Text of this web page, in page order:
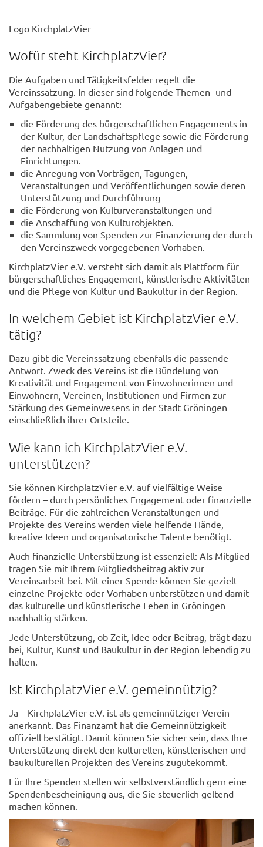
Logo KirchplatzVier
Wofür steht KirchplatzVier?
Die Aufgaben und Tätigkeitsfelder regelt die
Vereinssatzung. In dieser sind folgende Themen- und
Aufgabengebiete genannt:
die Förderung des bürgerschaftlichen Engagements in
der Kultur, der Landschaftspflege sowie die Förderung
der nachhaltigen Nutzung von Anlagen und
Einrichtungen.
die Anregung von Vorträgen, Tagungen,
Veranstaltungen und Veröffentlichungen sowie deren
Unterstützung und Durchführung
die Förderung von Kulturveranstaltungen und
die Anschaffung von Kulturobjekten.
die Sammlung von Spenden zur Finanzierung der durch
den Vereinszweck vorgegebenen Vorhaben.
KirchplatzVier e.V. versteht sich damit als Plattform für
bürgerschaftliches Engagement, künstlerische Aktivitäten
und die Pflege von Kultur und Baukultur in der Region.
In welchem Gebiet ist KirchplatzVier e.V.
tätig?
Dazu gibt die Vereinssatzung ebenfalls die passende
Antwort. Zweck des Vereins ist die Bündelung von
Kreativität und Engagement von Einwohnerinnen und
Einwohnern, Vereinen, Institutionen und Firmen zur
Stärkung des Gemeinwesens in der Stadt Gröningen
einschließlich ihrer Ortsteile.
Wie kann ich KirchplatzVier e.V.
unterstützen?
Sie können KirchplatzVier e.V. auf vielfältige Weise
fördern – durch persönliches Engagement oder finanzielle
Beiträge. Für die zahlreichen Veranstaltungen und
Projekte des Vereins werden viele helfende Hände,
kreative Ideen und organisatorische Talente benötigt.
Auch finanzielle Unterstützung ist essenziell: Als Mitglied
tragen Sie mit Ihrem Mitgliedsbeitrag aktiv zur
Vereinsarbeit bei. Mit einer Spende können Sie gezielt
einzelne Projekte oder Vorhaben unterstützen und damit
das kulturelle und künstlerische Leben in Gröningen
nachhaltig stärken.
Jede Unterstützung, ob Zeit, Idee oder Beitrag, trägt dazu
bei, Kultur, Kunst und Baukultur in der Region lebendig zu
halten.
Ist KirchplatzVier e.V. gemeinnützig?
Ja – KirchplatzVier e.V. ist als gemeinnütziger Verein
anerkannt. Das Finanzamt hat die Gemeinnützigkeit
offiziell bestätigt. Damit können Sie sicher sein, dass Ihre
Unterstützung direkt den kulturellen, künstlerischen und
baukulturellen Projekten des Vereins zugutekommt.
Für Ihre Spenden stellen wir selbstverständlich gern eine
Spendenbescheinigung aus, die Sie steuerlich geltend
machen können.